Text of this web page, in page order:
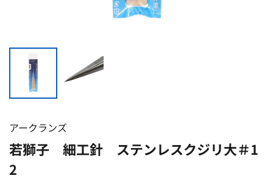
アークランズ
若獅子 細工針 ステンレスクジリ大＃1
2